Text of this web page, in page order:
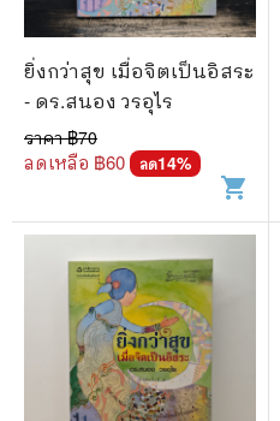
ยิ่งกว่าสุข เมื่อจิตเป็นอิสระ
- ดร.สนอง วรอุไร
ราคา ฿70
ลดเหลือ ฿60 ลด14%
shopping_cart